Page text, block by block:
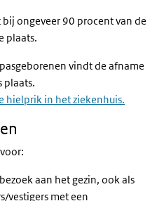
ongeveer 90 procent van de
plaats.
vindt de afname
plaats.
hielprik in het ziekenhuis.
aan het gezin, ook als
vestigers met een